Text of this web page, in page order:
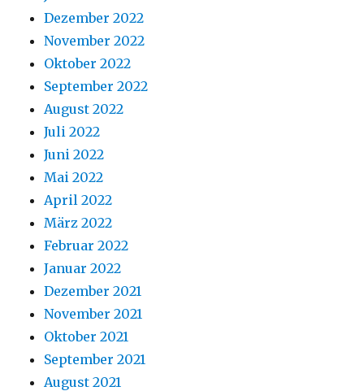
Dezember 2022
November 2022
Oktober 2022
September 2022
August 2022
Juli 2022
Juni 2022
Mai 2022
April 2022
März 2022
Februar 2022
Januar 2022
Dezember 2021
November 2021
Oktober 2021
September 2021
August 2021